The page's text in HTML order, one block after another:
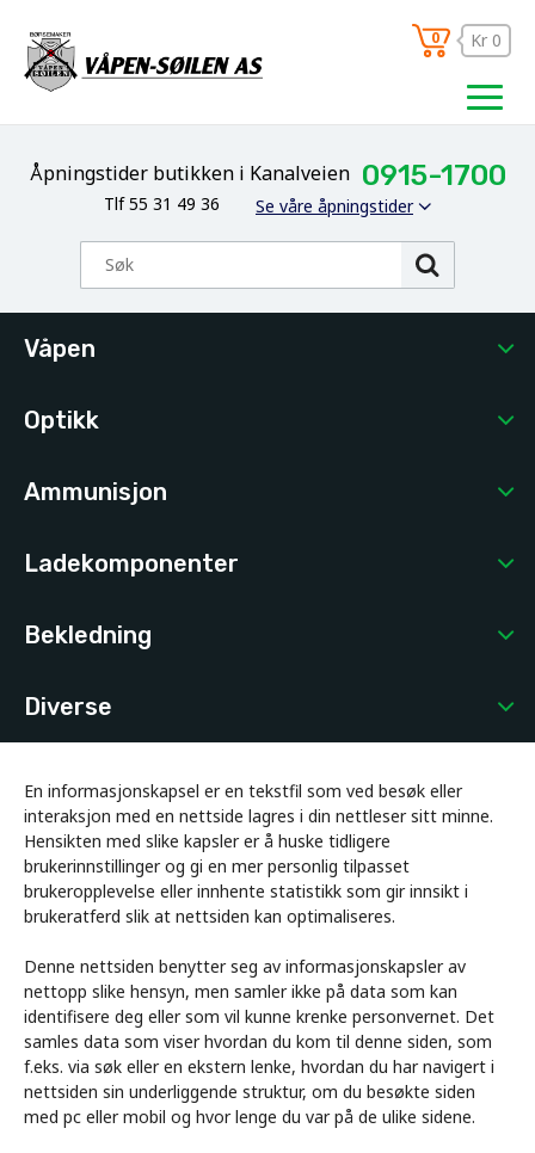
Åpningstider butikken i Kanalveien 0915-1700
Tlf 55 31 49 36 Se våre åpningstider
0 Kr 0
Våpen
Optikk
Ammunisjon
Ladekomponenter
Bekledning
Diverse
En informasjonskapsel er en tekstfil som ved besøk eller
interaksjon med en nettside lagres i din nettleser sitt minne.
Hensikten med slike kapsler er å huske tidligere
brukerinnstillinger og gi en mer personlig tilpasset
brukeropplevelse eller innhente statistikk som gir innsikt i
brukeratferd slik at nettsiden kan optimaliseres.
Denne nettsiden benytter seg av informasjonskapsler av
nettopp slike hensyn, men samler ikke på data som kan
identifisere deg eller som vil kunne krenke personvernet. Det
samles data som viser hvordan du kom til denne siden, som
f.eks. via søk eller en ekstern lenke, hvordan du har navigert i
nettsiden sin underliggende struktur, om du besøkte siden
med pc eller mobil og hvor lenge du var på de ulike sidene.